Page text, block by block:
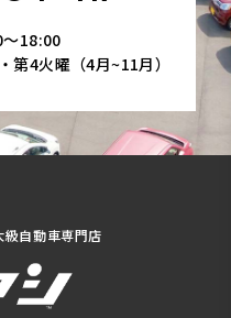
～18:00
第4火曜（4月~11月）
級自動車専門店